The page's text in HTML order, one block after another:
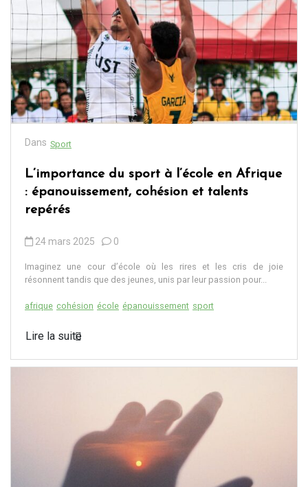
Dans Sport
L’importance du sport à l’école en Afrique
: épanouissement, cohésion et talents
repérés
24 mars 2025 0
Imaginez une cour d’école où les rires et les cris de joie
résonnent tandis que des jeunes, unis par leur passion pour...
afrique cohésion école épanouissement sport
Lire la suite